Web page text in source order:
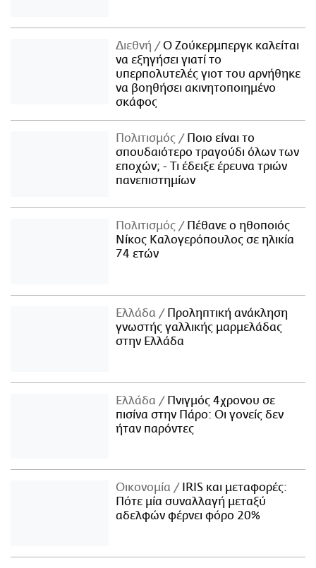
Διεθνή
Ο Ζούκερμπεργκ καλείται
να εξηγήσει γιατί το
υπερπολυτελές γιοτ του αρνήθηκε
να βοηθήσει ακινητοποιημένο
σκάφος
Πολιτισμός
Ποιο είναι το
σπουδαιότερο τραγούδι όλων των
εποχών; - Τι έδειξε έρευνα τριών
πανεπιστημίων
Πολιτισμός
Πέθανε ο ηθοποιός
Νίκος Καλογερόπουλος σε ηλικία
74 ετών
Ελλάδα
Προληπτική ανάκληση
γνωστής γαλλικής μαρμελάδας
στην Ελλάδα
Ελλάδα
Πνιγμός 4χρονου σε
πισίνα στην Πάρο: Οι γονείς δεν
ήταν παρόντες
Οικονομία
IRIS και μεταφορές:
Πότε μία συναλλαγή μεταξύ
αδελφών φέρνει φόρο 20%